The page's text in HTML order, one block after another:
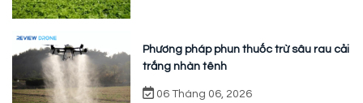
Phương pháp phun thuốc trừ sâu rau cải
trắng nhàn tênh
06 Tháng 06, 2026